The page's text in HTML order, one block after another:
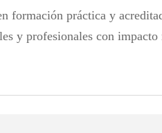
formación práctica y
y profesionales con